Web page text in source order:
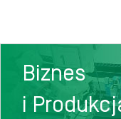
Biznes
i